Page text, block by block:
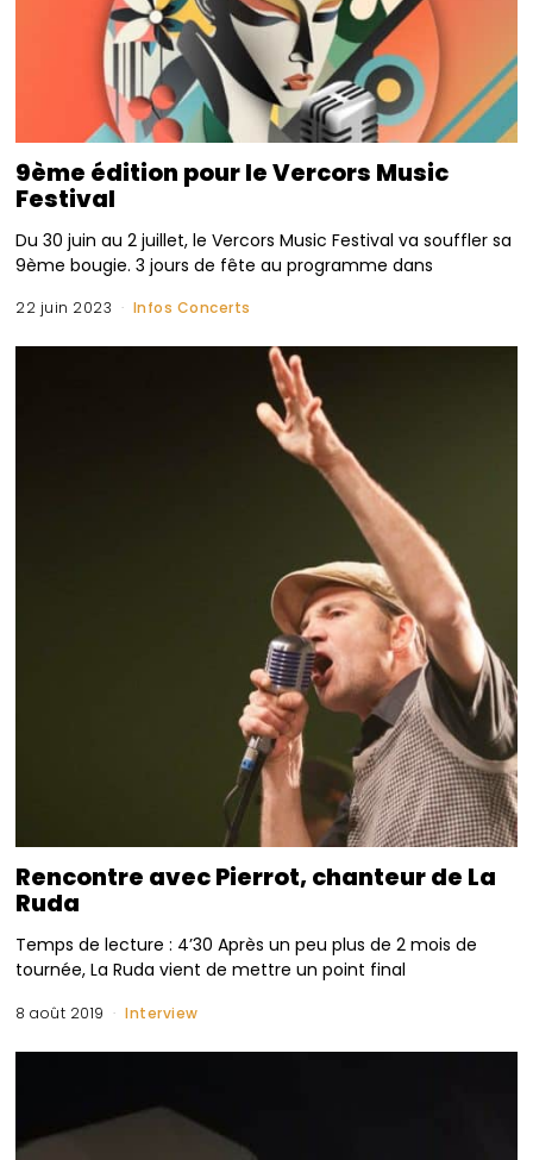
9ème édition pour le Vercors Music
Festival
Du 30 juin au 2 juillet, le Vercors Music Festival va souffler sa
9ème bougie. 3 jours de fête au programme dans
22 juin 2023 Infos Concerts
Rencontre avec Pierrot, chanteur de La
Ruda
Temps de lecture : 4’30 Après un peu plus de 2 mois de
tournée, La Ruda vient de mettre un point final
8 août 2019 Interview